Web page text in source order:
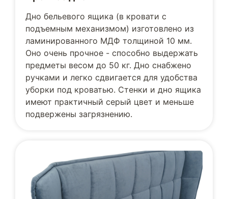
Дно бельевого ящика (в кровати с
подъемным механизмом) изготовлено из
ламинированного МДФ толщиной 10 мм.
Оно очень прочное - способно выдержать
предметы весом до 50 кг. Дно снабжено
ручками и легко сдвигается для удобства
уборки под кроватью. Стенки и дно ящика
имеют практичный серый цвет и меньше
подвержены загрязнению.